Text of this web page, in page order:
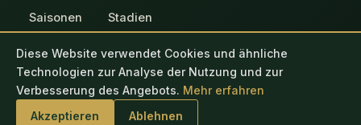
Saisonen
Stadien
© 2026 Die Pioniere des österreichischen Ligafussballs
Impressum
Diese Website verwendet Cookies und ähnliche
Technologien zur Analyse der Nutzung und zur
Verbesserung des Angebots. Mehr erfahren
Akzeptieren
Ablehnen